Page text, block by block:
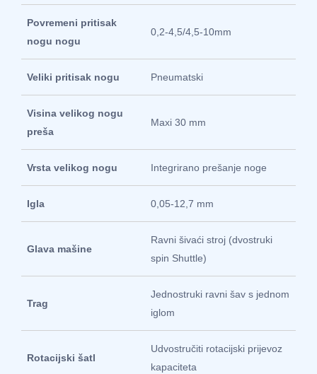
Povremeni pritisak
nogu nogu
0,2-4,5/4,5-10mm
Veliki pritisak nogu Pneumatski
Visina velikog nogu
preša
Maxi 30 mm
Vrsta velikog nogu Integrirano prešanje noge
Igla 0,05-12,7 mm
Glava mašine
Ravni šivaći stroj (dvostruki
spin Shuttle)
Trag
Jednostruki ravni šav s jednom
iglom
Rotacijski šatl
Udvostručiti rotacijski prijevoz
kapaciteta